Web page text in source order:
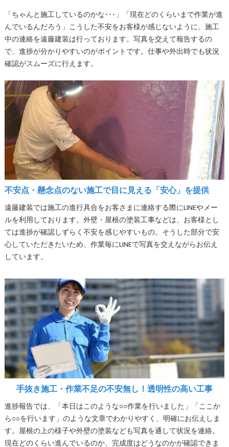
「ちゃんと施工しているのかな･･･」「現在どのくらいまで作業が進
んでいるんだろう」こうした不安をお客様が感じないように、施工
中の連絡を遠藤建装は行っております。写真を交えて報告するの
で、進捗が分かりやすいのがポイントです。仕事や外出時でも状況
確認がスムーズに行えます。
不安点・懸念点のない施工で目に見える「安心」を提供
遠藤建装では施工の進行具合をお客さまに連絡する際にLINEやメー
ルを利用しております。外壁・屋根の塗装工事などは、お客様とし
ては進捗が確認しずらく不安を感じやすいもの。そうした部分で安
心していただきたいため、作業毎にLINEで写真を交えながらお伝え
しています。
手抜き施工・作業不足の不安無し！透明性の高い工事
進捗報告では、「本日はこのような○○作業を行いました」「ここか
ら○○を行います」のような文章でわかりやすく、明確にお伝えしま
す。屋根の上の様子や外壁の塗装なども写真を通して状況を連絡。
現在どのくらい進んでいるのか、完成度はどうなのかが確認できま